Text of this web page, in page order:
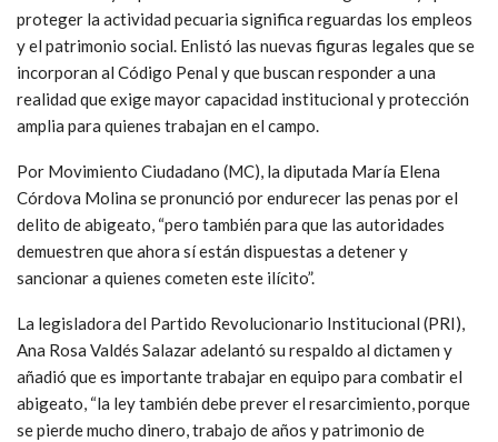
proteger la actividad pecuaria significa reguardas los empleos
y el patrimonio social. Enlistó las nuevas figuras legales que se
incorporan al Código Penal y que buscan responder a una
realidad que exige mayor capacidad institucional y protección
amplia para quienes trabajan en el campo.
Por Movimiento Ciudadano (MC), la diputada María Elena
Córdova Molina se pronunció por endurecer las penas por el
delito de abigeato, “pero también para que las autoridades
demuestren que ahora sí están dispuestas a detener y
sancionar a quienes cometen este ilícito”.
La legisladora del Partido Revolucionario Institucional (PRI),
Ana Rosa Valdés Salazar adelantó su respaldo al dictamen y
añadió que es importante trabajar en equipo para combatir el
abigeato, “la ley también debe prever el resarcimiento, porque
se pierde mucho dinero, trabajo de años y patrimonio de